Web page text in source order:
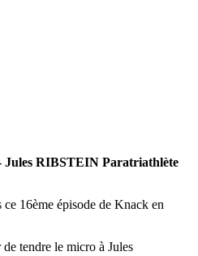
Jules RIBSTEIN Paratriathlète
16ème épisode de Knack en
tendre le micro à Jules